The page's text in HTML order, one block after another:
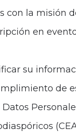
con la misión
en
su
de